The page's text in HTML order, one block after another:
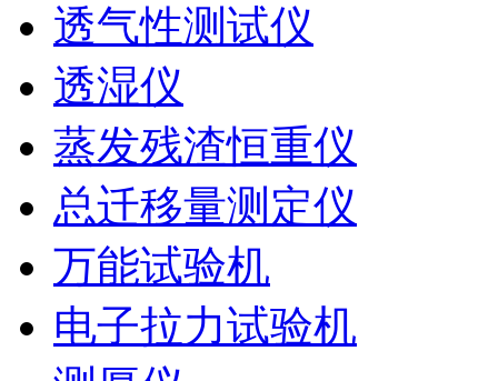
透气性测试仪
透湿仪
蒸发残渣恒重仪
总迁移量测定仪
万能试验机
电子拉力试验机